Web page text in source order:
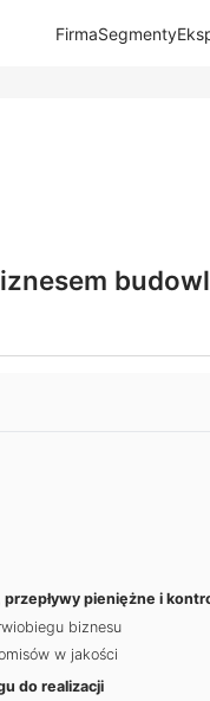
FirmaSegmenty
pieniężne i
biznesu
w jakości
do realizacji